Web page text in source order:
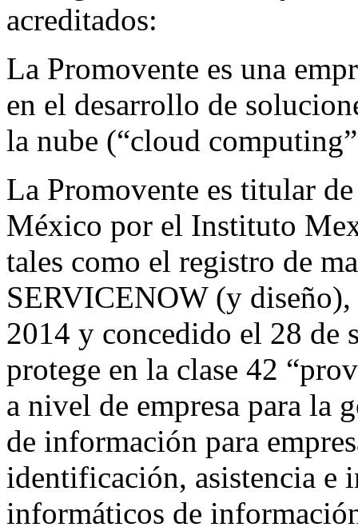
acreditados:
La Promovente es una
en el desarrollo de
la nube (“cloud
La Promovente es titular
México por el Instituto
tales como el registro de
SERVICENOW (y
2014 y concedido el 28 de
protege en la clase 42
a nivel de empresa para la
de información para
identificación, asistencia e
informáticos de